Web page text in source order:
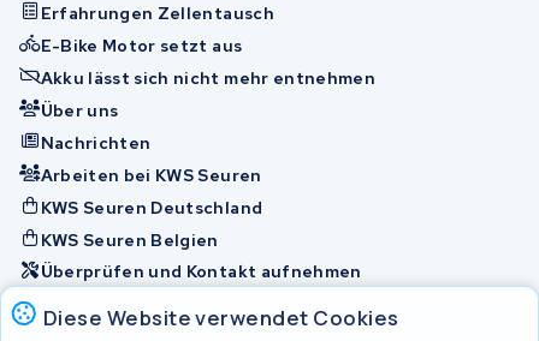
Diese Website verwendet Cookies
Erfahrungen Zellentausch
E-Bike Motor setzt aus
Akku lässt sich nicht mehr entnehmen
Über uns
Nachrichten
Arbeiten bei KWS Seuren
KWS Seuren Deutschland
KWS Seuren Belgien
Überprüfen und Kontakt aufnehmen